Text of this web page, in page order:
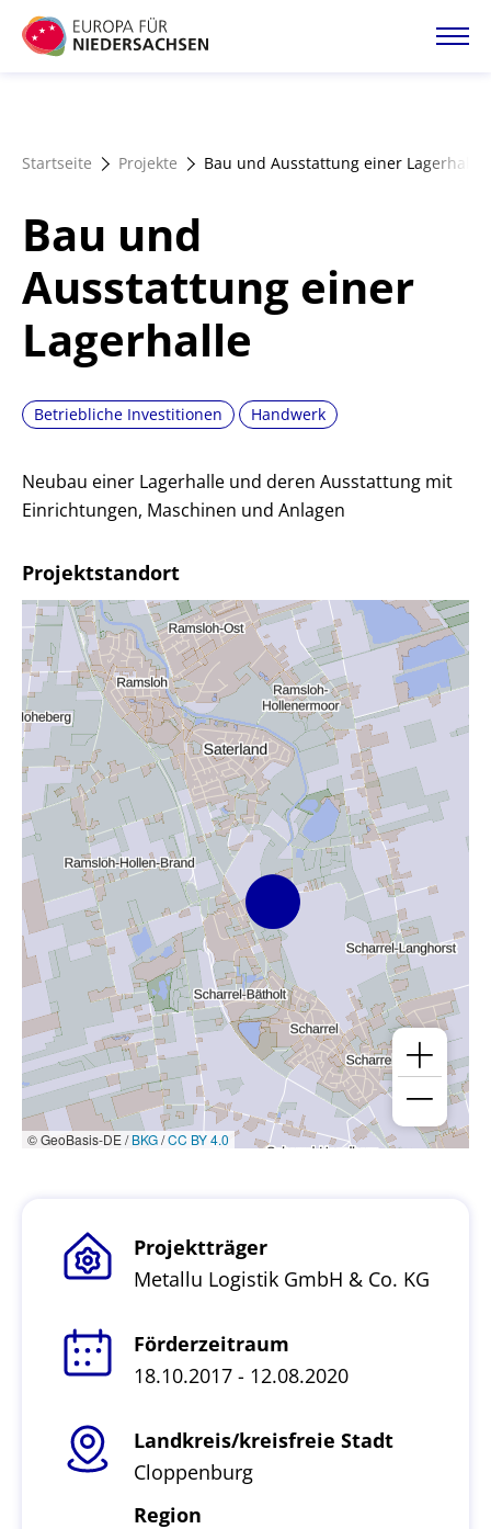
Direkt
zum
Förderangebote
Magazin
Startseite Projekte Bau und Ausstattung einer Lagerhalle
Bau und
Ausstattung einer
Lagerhalle
Betriebliche Investitionen Handwerk
Neubau einer Lagerhalle und deren Ausstattung mit
Einrichtungen, Maschinen und Anlagen
Projektstandort
© GeoBasis-DE /BKG/CC BY 4.0
Projektträger
Metallu Logistik GmbH & Co. KG
Förderzeitraum
18.10.2017 - 12.08.2020
Landkreis/kreisfreie Stadt
Cloppenburg
Region